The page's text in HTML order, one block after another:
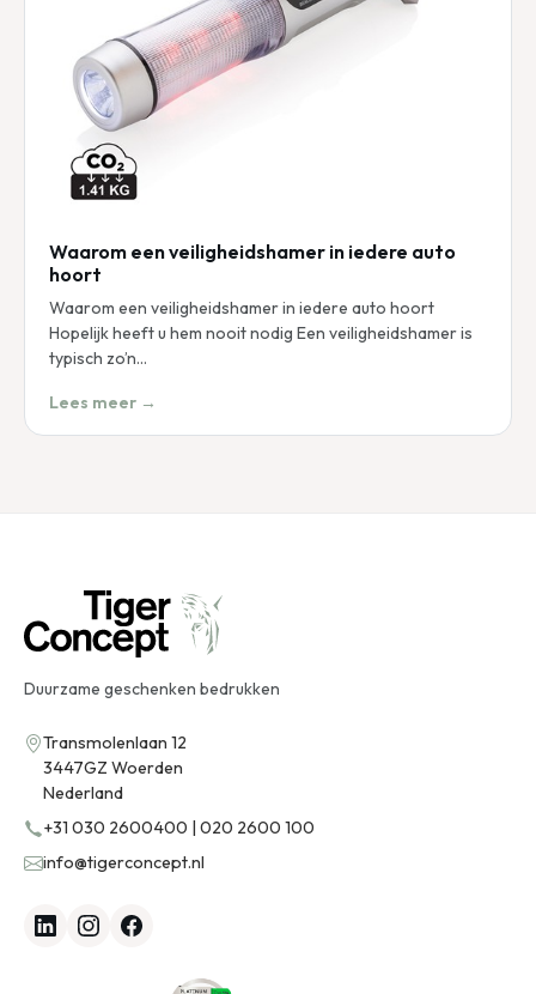
Waarom een veiligheidshamer in iedere auto
hoort
Waarom een veiligheidshamer in iedere auto hoort
Hopelijk heeft u hem nooit nodig Een veiligheidshamer is
typisch zo’n…
Lees meer →
Duurzame geschenken bedrukken
Transmolenlaan 12
3447GZ Woerden
Nederland
+31 030 2600400 | 020 2600 100
info@tigerconcept.nl